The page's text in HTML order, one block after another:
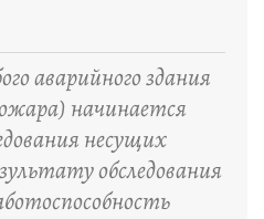
аварийного здания
начинается
несущих
обследования